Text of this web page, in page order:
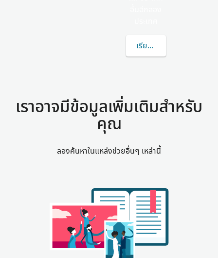
เรียนรู้เพิ่มเติมเกี่ยวกับ
เราอาจมีข้อมูลเพิ่มเติมสำหรับ
คุณ
ลองค้นหาในแหล่งช่วยอื่นๆ เหล่านี้